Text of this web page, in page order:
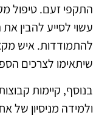
התקפי זעם. טיפול
עשוי לסייע להבין
להתמודדות. איש
שיתאימו לצרכים
בנוסף, קיימות
ולמידה מניסיון